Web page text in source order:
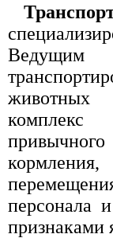
Ведущим
животных
персонала
признаками